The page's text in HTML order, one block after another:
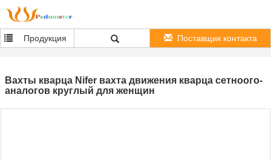
Продукция Поставщик контакта
Вахты кварца Nifer вахта движения кварца сетноого-
аналогов круглый для женщин